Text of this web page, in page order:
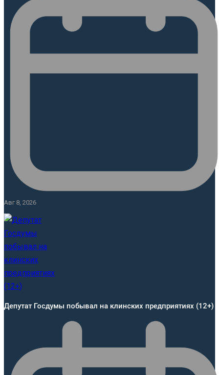
Авг 8, 2026
Депутат Госдумы побывал на клинских предприятиях (12+)